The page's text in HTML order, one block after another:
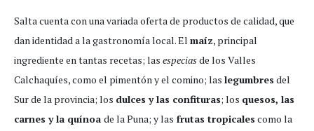
Salta cuenta con una variada oferta de productos de calidad, que
dan identidad a la gastronomía local. El maíz, principal
ingrediente en tantas recetas; las especiasde los Valles
Calchaquíes, como el pimentón y el comino; las legumbres del
Sur de la provincia; los dulces y las confituras; los quesos, las
carnes y la quínoa de la Puna; y las frutas tropicales como la